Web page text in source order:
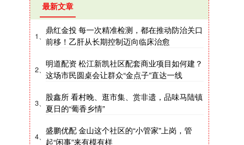
最新文章
1、
鼎红金投 每一次精准检测，都在推动防治关口
前移！乙肝从长期控制迈向临床治愈
2、
明道配资 松江新凯社区配套商业项目如何建？
这场市民圆桌会让群众“金点子”直达一线
3、
股鑫所 看村晚、逛市集、赏非遗，品味马陆镇
夏日的“葡香乡情”
4、
盛鹏优配 金山这个社区的“小管家”上岗，管
起“闲事”来有模有样